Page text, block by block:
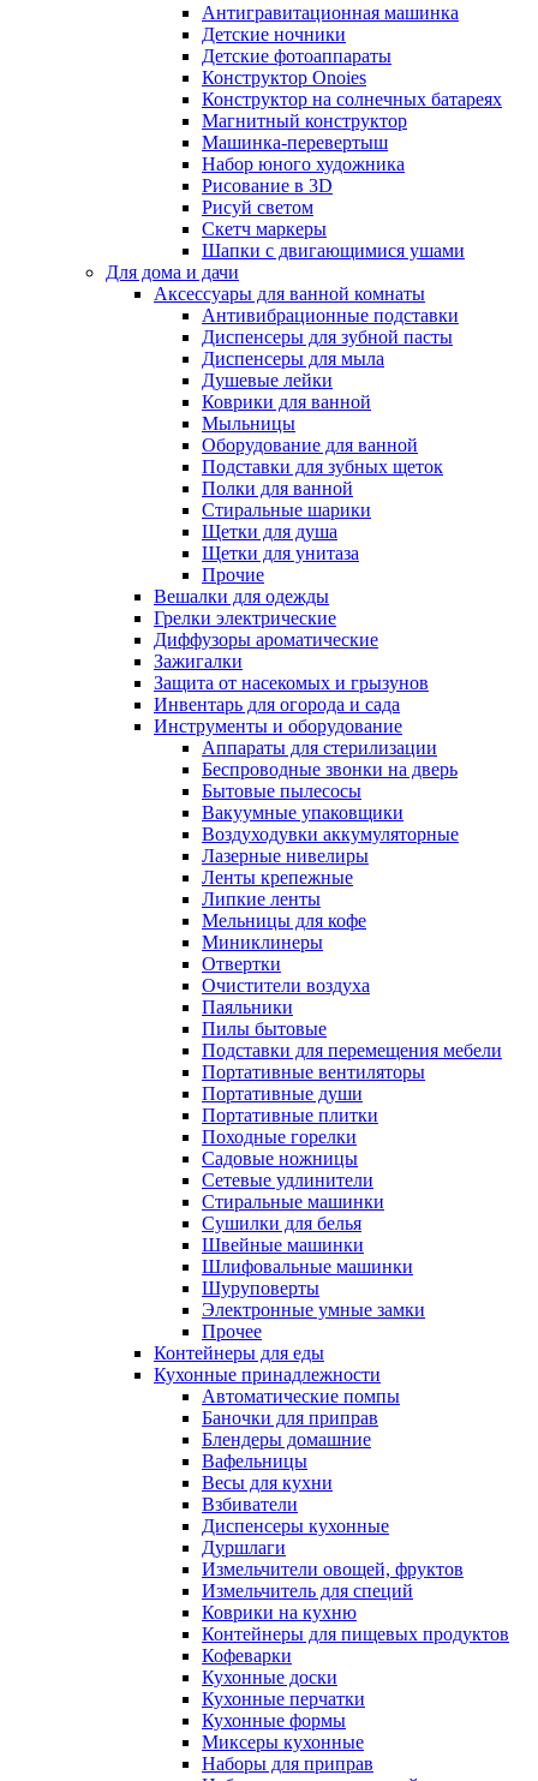
Антигравитационная машинка
Детские ночники
Детские фотоаппараты
Конструктор Onoies
Конструктор на солнечных батареях
Магнитный конструктор
Машинка-перевертыш
Набор юного художника
Рисование в 3D
Рисуй светом
Скетч маркеры
Шапки с двигающимися ушами
Для дома и дачи
Аксессуары для ванной комнаты
Антивибрационные подставки
Диспенсеры для зубной пасты
Диспенсеры для мыла
Душевые лейки
Коврики для ванной
Мыльницы
Оборудование для ванной
Подставки для зубных щеток
Полки для ванной
Стиральные шарики
Щетки для душа
Щетки для унитаза
Прочие
Вешалки для одежды
Грелки электрические
Диффузоры ароматические
Зажигалки
Защита от насекомых и грызунов
Инвентарь для огорода и сада
Инструменты и оборудование
Аппараты для стерилизации
Беспроводные звонки на дверь
Бытовые пылесосы
Вакуумные упаковщики
Воздуходувки аккумуляторные
Лазерные нивелиры
Ленты крепежные
Липкие ленты
Мельницы для кофе
Миниклинеры
Отвертки
Очистители воздуха
Паяльники
Пилы бытовые
Подставки для перемещения мебели
Портативные вентиляторы
Портативные души
Портативные плитки
Походные горелки
Садовые ножницы
Сетевые удлинители
Стиральные машинки
Сушилки для белья
Швейные машинки
Шлифовальные машинки
Шуруповерты
Электронные умные замки
Прочее
Контейнеры для еды
Кухонные принадлежности
Автоматические помпы
Баночки для приправ
Блендеры домашние
Вафельницы
Весы для кухни
Взбиватели
Диспенсеры кухонные
Дуршлаги
Измельчители овощей, фруктов
Измельчитель для специй
Коврики на кухню
Контейнеры для пищевых продуктов
Кофеварки
Кухонные доски
Кухонные перчатки
Кухонные формы
Миксеры кухонные
Наборы для приправ